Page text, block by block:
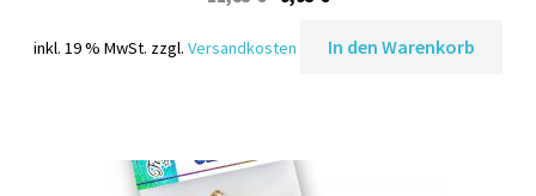
war:
ist:
inkl. 19 % MwSt. zzgl.Versandkosten In den Warenkorb